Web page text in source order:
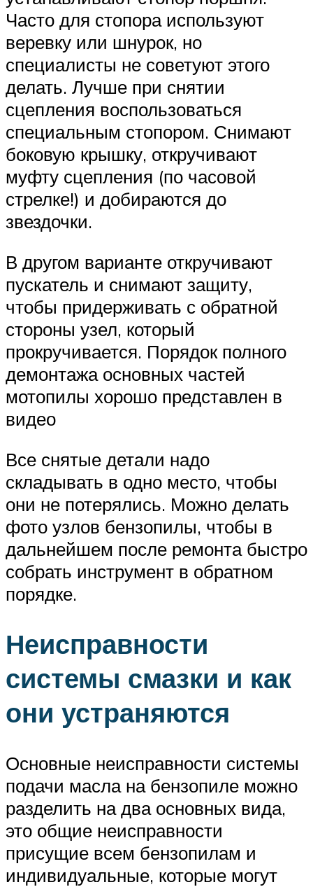
Часто для стопора используют
веревку или шнурок, но
специалисты не советуют этого
делать. Лучше при снятии
сцепления воспользоваться
специальным стопором. Снимают
боковую крышку, откручивают
муфту сцепления (по часовой
стрелке!) и добираются до
звездочки.
В другом варианте откручивают
пускатель и снимают защиту,
чтобы придерживать с обратной
стороны узел, который
прокручивается. Порядок полного
демонтажа основных частей
мотопилы хорошо представлен в
видео
Все снятые детали надо
складывать в одно место, чтобы
они не потерялись. Можно делать
фото узлов бензопилы, чтобы в
дальнейшем после ремонта быстро
собрать инструмент в обратном
порядке.
Неисправности
системы смазки и как
они устраняются
Основные неисправности системы
подачи масла на бензопиле можно
разделить на два основных вида,
это общие неисправности
присущие всем бензопилам и
индивидуальные, которые могут